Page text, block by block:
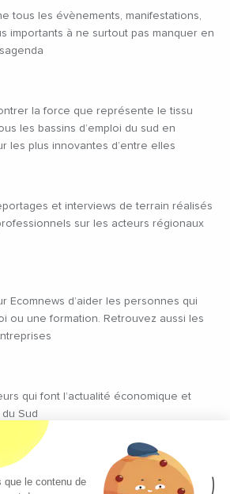
tous les évènements, manifestations,
importants à ne surtout pas manquer en
la force que représente le tissu
les bassins d’emploi du sud en
les plus innovantes d’entre elles
et interviews de terrain réalisés
sur les acteurs régionaux
Ecomnews d’aider les personnes qui
ou une formation. Retrouvez aussi les
qui font l’actualité économique et
Sud